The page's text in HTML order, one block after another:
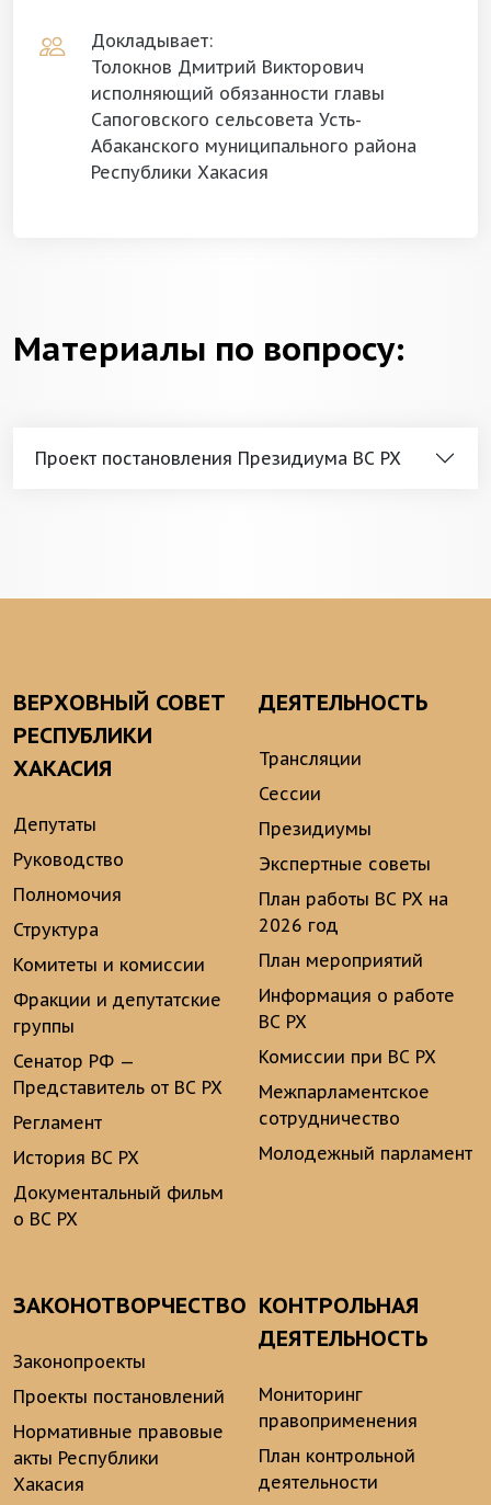
Докладывает:
Толокнов Дмитрий Викторович
исполняющий обязанности главы
Сапоговского сельсовета Усть-
Абаканского муниципального района
Республики Хакасия
Материалы по вопросу:
Проект постановления Президиума ВС РХ
ВЕРХОВНЫЙ СОВЕТ
РЕСПУБЛИКИ
ХАКАСИЯ
Депутаты
Руководство
Полномочия
Структура
Комитеты и комиссии
Фракции и депутатские
группы
Сенатор РФ —
Представитель от ВС РХ
Регламент
История ВС РХ
Документальный фильм
о ВС РХ
ДЕЯТЕЛЬНОСТЬ
Трансляции
Сессии
Президиумы
Экспертные советы
План работы ВС РХ на
2026 год
План мероприятий
Информация о работе
ВС РХ
Комиссии при ВС РХ
Межпарламентское
сотрудничество
Молодежный парламент
ЗАКОНОТВОРЧЕСТВО
Законопроекты
Проекты постановлений
Нормативные правовые
акты Республики
Хакасия
КОНТРОЛЬНАЯ
ДЕЯТЕЛЬНОСТЬ
Мониторинг
правоприменения
План контрольной
деятельности